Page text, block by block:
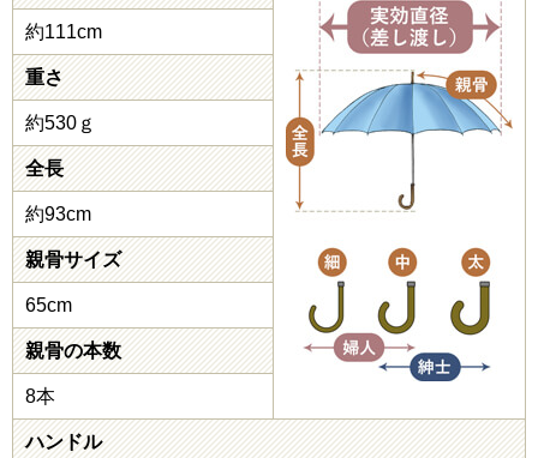
約111cm
重さ
約530ｇ
全長
約93cm
親骨サイズ
65cm
親骨の本数
8本
ハンドル